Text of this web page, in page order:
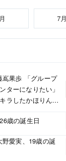
7
嶌果歩 「グループ
ターになりたい」
ラしたかほりんが
歳の誕生日
野愛実、19歳の誕